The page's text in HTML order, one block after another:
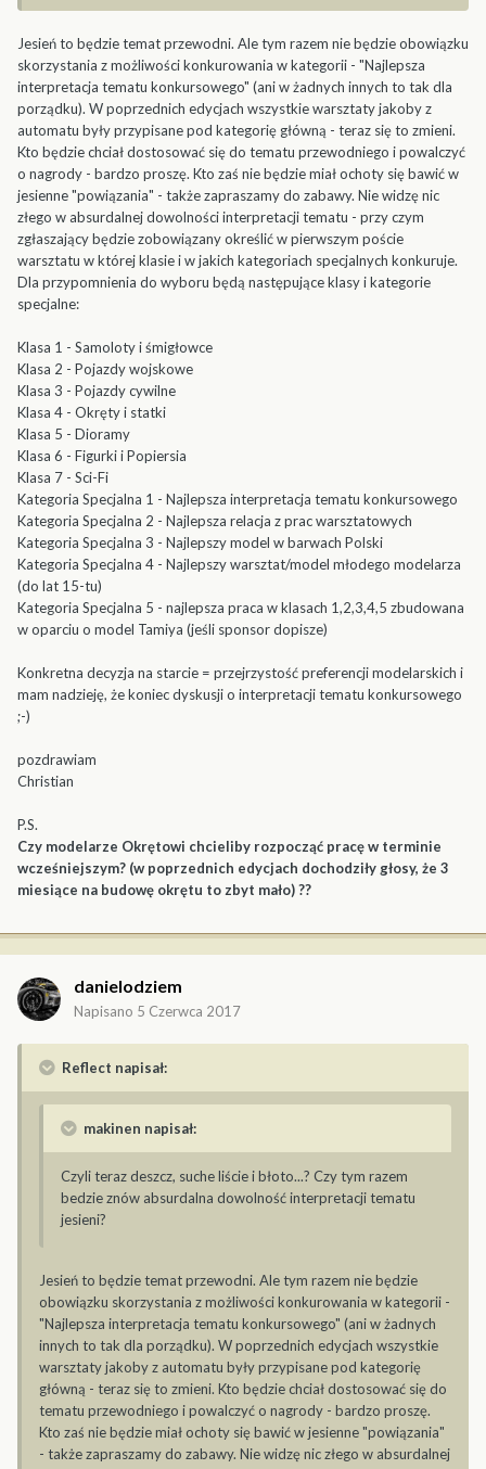
Jesień to będzie temat przewodni. Ale tym razem nie będzie obowiązku
skorzystania z możliwości konkurowania w kategorii - "Najlepsza
interpretacja tematu konkursowego" (ani w żadnych innych to tak dla
porządku). W poprzednich edycjach wszystkie warsztaty jakoby z
automatu były przypisane pod kategorię główną - teraz się to zmieni.
Kto będzie chciał dostosować się do tematu przewodniego i powalczyć
o nagrody - bardzo proszę. Kto zaś nie będzie miał ochoty się bawić w
jesienne "powiązania" - także zapraszamy do zabawy. Nie widzę nic
złego w absurdalnej dowolności interpretacji tematu - przy czym
zgłaszający będzie zobowiązany określić w pierwszym poście
warsztatu w której klasie i w jakich kategoriach specjalnych konkuruje.
Dla przypomnienia do wyboru będą następujące klasy i kategorie
specjalne:
Klasa 1 - Samoloty i śmigłowce
Klasa 2 - Pojazdy wojskowe
Klasa 3 - Pojazdy cywilne
Klasa 4 - Okręty i statki
Klasa 5 - Dioramy
Klasa 6 - Figurki i Popiersia
Klasa 7 - Sci-Fi
Kategoria Specjalna 1 - Najlepsza interpretacja tematu konkursowego
Kategoria Specjalna 2 - Najlepsza relacja z prac warsztatowych
Kategoria Specjalna 3 - Najlepszy model w barwach Polski
Kategoria Specjalna 4 - Najlepszy warsztat/model młodego modelarza
(do lat 15-tu)
Kategoria Specjalna 5 - najlepsza praca w klasach 1,2,3,4,5 zbudowana
w oparciu o model Tamiya (jeśli sponsor dopisze)
Konkretna decyzja na starcie = przejrzystość preferencji modelarskich i
mam nadzieję, że koniec dyskusji o interpretacji tematu konkursowego
;-)
pozdrawiam
Christian
P.S.
Czy modelarze Okrętowi chcieliby rozpocząć pracę w terminie
wcześniejszym? (w poprzednich edycjach dochodziły głosy, że 3
miesiące na budowę okrętu to zbyt mało) ??
danielodziem
Napisano 5 Czerwca 2017
Reflect napisał:
makinen napisał:
Czyli teraz deszcz, suche liście i błoto...? Czy tym razem
bedzie znów absurdalna dowolność interpretacji tematu
jesieni?
Jesień to będzie temat przewodni. Ale tym razem nie będzie
obowiązku skorzystania z możliwości konkurowania w kategorii -
"Najlepsza interpretacja tematu konkursowego" (ani w żadnych
innych to tak dla porządku). W poprzednich edycjach wszystkie
warsztaty jakoby z automatu były przypisane pod kategorię
główną - teraz się to zmieni. Kto będzie chciał dostosować się do
tematu przewodniego i powalczyć o nagrody - bardzo proszę.
Kto zaś nie będzie miał ochoty się bawić w jesienne "powiązania"
- także zapraszamy do zabawy. Nie widzę nic złego w absurdalnej